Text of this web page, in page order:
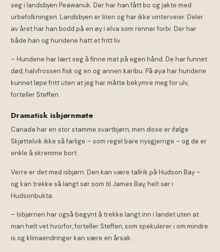
seg i landsbyen Peawanuk. Der har han fått bo og jakte med
urbefolkningen. Landsbyen er liten og har ikke vinterveier. Deler
av året har han bodd på en øy i elva som renner forbi. Der har
både han og hundene hatt et fritt liv.
– Hundene har lært seg å finne mat på egen hånd. De har funnet
død, halvfrossen fisk og en og annen karibu. På øya har hundene
kunnet løpe fritt uten at jeg har måtte bekymre meg for ulv,
forteller Steffen.
Dramatisk isbjørnmøte
Canada har en stor stamme svartbjørn, men disse er ifølge
Skjøttelvik ikke så farlige – som regel bare nysgjerrige – og de er
enkle å skremme bort.
Verre er det med isbjørn. Den kan være tallrik på Hudson Bay –
og kan trekke så langt sør som til James Bay, helt sør i
Hudsonbukta.
– Isbjørnen har også begynt å trekke langt inn i landet uten at
man helt vet hvorfor, forteller Steffen, som spekulerer i om mindre
is og klimaendringer kan være en årsak.